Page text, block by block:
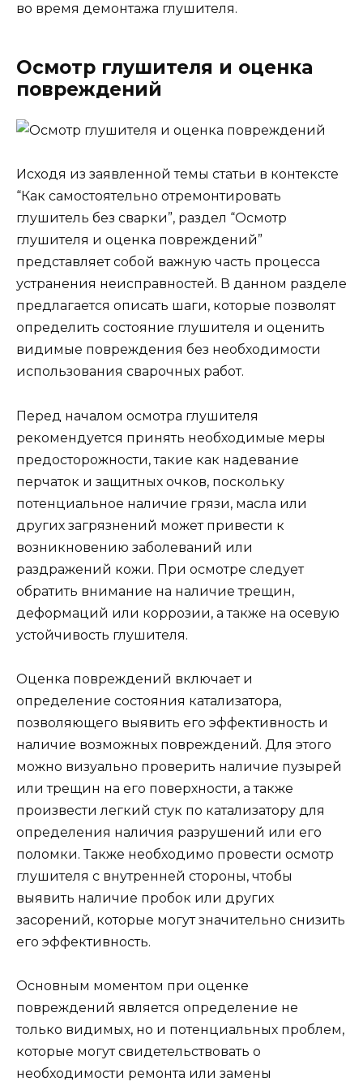
во время демонтажа глушителя.
Осмотр глушителя и оценка
повреждений
Исходя из заявленной темы статьи в контексте
“Как самостоятельно отремонтировать
глушитель без сварки”, раздел “Осмотр
глушителя и оценка повреждений”
представляет собой важную часть процесса
устранения неисправностей. В данном разделе
предлагается описать шаги, которые позволят
определить состояние глушителя и оценить
видимые повреждения без необходимости
использования сварочных работ.
Перед началом осмотра глушителя
рекомендуется принять необходимые меры
предосторожности, такие как надевание
перчаток и защитных очков, поскольку
потенциальное наличие грязи, масла или
других загрязнений может привести к
возникновению заболеваний или
раздражений кожи. При осмотре следует
обратить внимание на наличие трещин,
деформаций или коррозии, а также на осевую
устойчивость глушителя.
Оценка повреждений включает и
определение состояния катализатора,
позволяющего выявить его эффективность и
наличие возможных повреждений. Для этого
можно визуально проверить наличие пузырей
или трещин на его поверхности, а также
произвести легкий стук по катализатору для
определения наличия разрушений или его
поломки. Также необходимо провести осмотр
глушителя с внутренней стороны, чтобы
выявить наличие пробок или других
засорений, которые могут значительно снизить
его эффективность.
Основным моментом при оценке
повреждений является определение не
только видимых, но и потенциальных проблем,
которые могут свидетельствовать о
необходимости ремонта или замены